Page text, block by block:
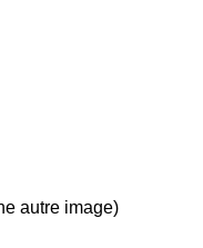
autre image)